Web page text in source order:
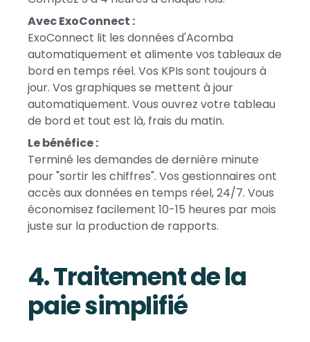
Avec ExoConnect :
ExoConnect lit les données d'Acomba
automatiquement et alimente vos tableaux de
bord en temps réel. Vos KPIs sont toujours à
jour. Vos graphiques se mettent à jour
automatiquement. Vous ouvrez votre tableau
de bord et tout est là, frais du matin.
Le bénéfice :
Terminé les demandes de dernière minute
pour "sortir les chiffres". Vos gestionnaires ont
accès aux données en temps réel, 24/7. Vous
économisez facilement 10-15 heures par mois
juste sur la production de rapports.
4. Traitement de la
paie simplifié